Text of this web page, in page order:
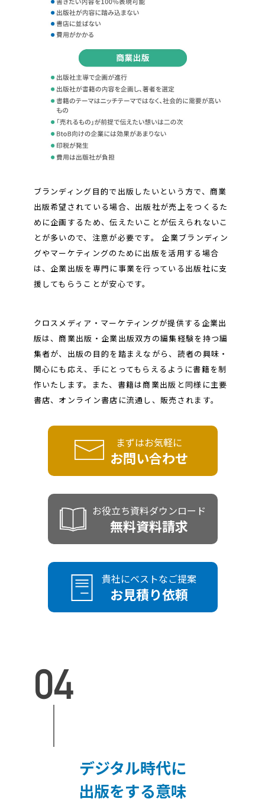
ブランディング目的で出版したいという方で、商業
出版希望されている場合、出版社が売上をつくるた
めに企画するため、伝えたいことが伝えられないこ
とが多いので、注意が必要です。 企業ブランディン
グやマーケティングのために出版を活用する場合
は、企業出版を専門に事業を行っている出版社に支
援してもらうことが安心です。
クロスメディア・マーケティングが提供する企業出
版は、商業出版・企業出版双方の編集経験を持つ編
集者が、出版の目的を踏まえながら、読者の興味・
関心にも応え、手にとってもらえるように書籍を制
作いたします。また、書籍は商業出版と同様に主要
書店、オンライン書店に流通し、販売されます。
まずはお気軽に
お問い合わせ
お役立ち資料ダウンロード
無料資料請求
貴社にベストなご提案
お見積り依頼
デジタル時代に
出版をする意味